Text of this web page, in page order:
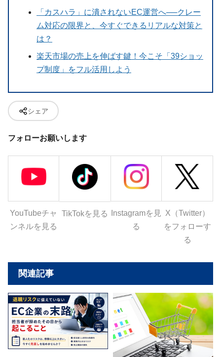
「カスハラ」に潰されないEC運営へ──クレー
ム対応の限界と、今すぐできるリアルな対策と
は？
楽天市場の売上を伸ばす鍵！今こそ「39ショッ
プ制度」をフル活用しよう
シェア
フォローお願いします
YouTubeチャ
ンネルを見る
TikTokを見る
Instagramを見
る
X（Twitter）
をフォローす
る
関連記事